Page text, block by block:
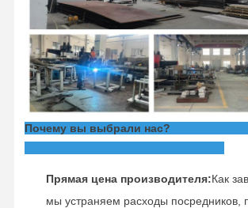
Почему вы выбрали нас?
Прямая цена производителя:Как
мы устраняем расходы посредников,